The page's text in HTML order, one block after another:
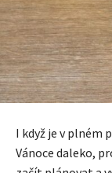
I když je v plném
Vánoce daleko,